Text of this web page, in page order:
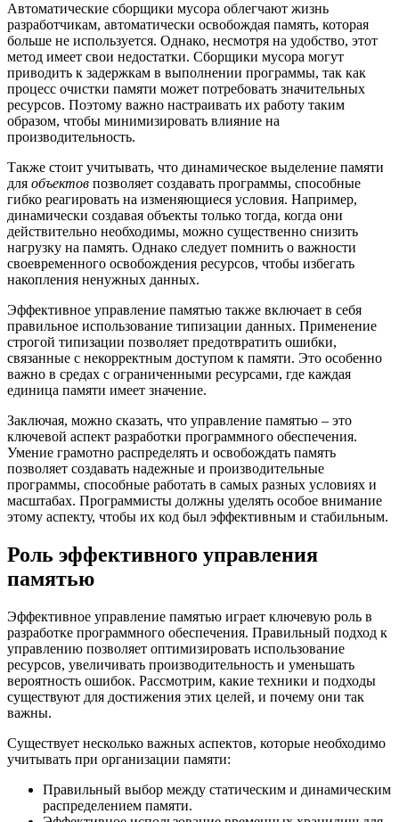
Автоматические сборщики мусора облегчают жизнь
разработчикам, автоматически освобождая память, которая
больше не используется. Однако, несмотря на удобство, этот
метод имеет свои недостатки. Сборщики мусора могут
приводить к задержкам в выполнении программы, так как
процесс очистки памяти может потребовать значительных
ресурсов. Поэтому важно настраивать их работу таким
образом, чтобы минимизировать влияние на
производительность.
Также стоит учитывать, что динамическое выделение памяти
для объектов позволяет создавать программы, способные
гибко реагировать на изменяющиеся условия. Например,
динамически создавая объекты только тогда, когда они
действительно необходимы, можно существенно снизить
нагрузку на память. Однако следует помнить о важности
своевременного освобождения ресурсов, чтобы избегать
накопления ненужных данных.
Эффективное управление памятью также включает в себя
правильное использование типизации данных. Применение
строгой типизации позволяет предотвратить ошибки,
связанные с некорректным доступом к памяти. Это особенно
важно в средах с ограниченными ресурсами, где каждая
единица памяти имеет значение.
Заключая, можно сказать, что управление памятью – это
ключевой аспект разработки программного обеспечения.
Умение грамотно распределять и освобождать память
позволяет создавать надежные и производительные
программы, способные работать в самых разных условиях и
масштабах. Программисты должны уделять особое внимание
этому аспекту, чтобы их код был эффективным и стабильным.
Роль эффективного управления
памятью
Эффективное управление памятью играет ключевую роль в
разработке программного обеспечения. Правильный подход к
управлению позволяет оптимизировать использование
ресурсов, увеличивать производительность и уменьшать
вероятность ошибок. Рассмотрим, какие техники и подходы
существуют для достижения этих целей, и почему они так
важны.
Существует несколько важных аспектов, которые необходимо
учитывать при организации памяти:
Правильный выбор между статическим и динамическим
распределением памяти.